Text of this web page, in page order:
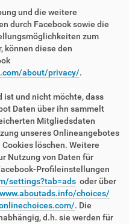
und die weitere
durch Facebook sowie die
zum
können diese den
about/privacy/.
ist und nicht möchte, dass
Daten über ihn sammelt
Mitgliedsdaten
unseres Onlineangebotes
löschen. Weitere
Nutzung von Daten für
Profileinstellungen
settings?tab=ads oder über
choices/
. Die
d.h. sie werden für